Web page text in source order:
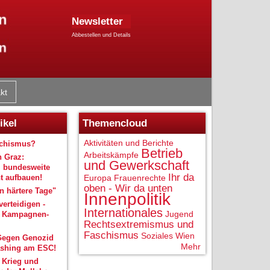
Newsletter
Abbestellen und Details
Graz:
bundesweite
aufbauen!
härtere Tage"
-
Genozid
am ESC!
Krieg und
Themencloud
Aktivitäten und Berichte
Arbeitskämpfe Betrieb
und Gewerkschaft
Europa Frauenrechte Ihr da
oben - Wir da unten
Innenpolitik
Internationales Jugend
Rechtsextremismus und
Faschismus Soziales Wien
Mehr